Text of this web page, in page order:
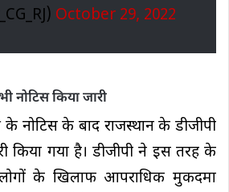
October 29, 2022
नोटिस किया जारी
नोटिस के बाद राजस्थान के डीजीपी
किया गया है। डीजीपी ने इस तरह के
के खिलाफ आपराधिक मुकदमा